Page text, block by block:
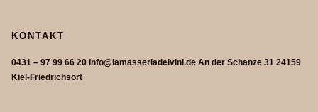
KONTAKT
0431 – 97 99 66 20 info@lamasseriadeivini.de An der Schanze 31 24159
Kiel-Friedrichsort